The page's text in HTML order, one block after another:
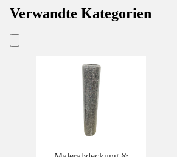
Verwandte Kategorien